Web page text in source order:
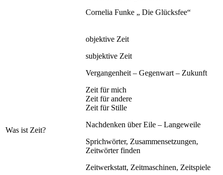
Cornelia Funke „ Die Glücksfee“
Was ist Zeit?
objektive Zeit
subjektive Zeit
Vergangenheit – Gegenwart – Zukunft
Zeit für mich
Zeit für andere
Zeit für Stille
Nachdenken über Eile – Langeweile
Sprichwörter, Zusammensetzungen,
Zeitwörter finden
Zeitwerkstatt, Zeitmaschinen, Zeitspiele